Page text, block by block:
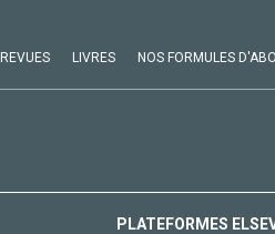
REVUES LIVRES NOS FORMULES
PLATEFORMES